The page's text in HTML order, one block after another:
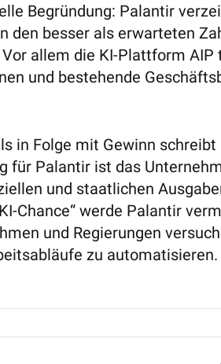
Begründung: Palantir
den besser als erwarteten
allem die KI-Plattform
und bestehende
in Folge mit Gewinn
für Palantir ist das
und staatlichen
Chance“ werde Palantir
und Regierungen
zu automatisieren.